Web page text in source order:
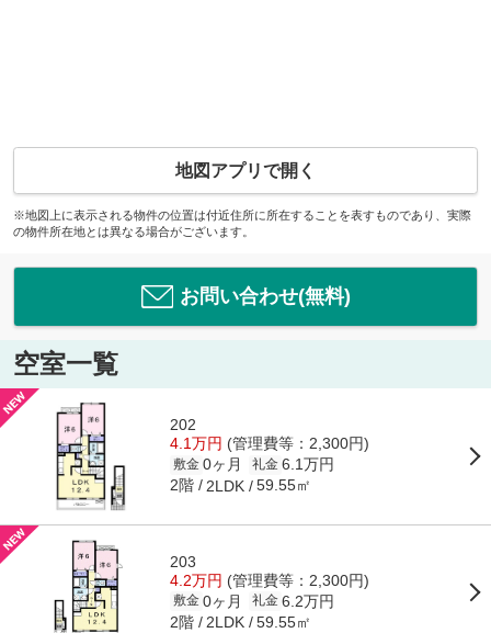
地図アプリで開く
※地図上に表示される物件の位置は付近住所に所在することを表すものであり、実際
の物件所在地とは異なる場合がございます。
お問い合わせ(無料)
空室一覧
202
4.1万円 (管理費等：2,300円)
敷金 0ヶ月 礼金 6.1万円
2階 2LDK 59.55㎡
203
4.2万円 (管理費等：2,300円)
敷金 0ヶ月 礼金 6.2万円
2階 2LDK 59.55㎡